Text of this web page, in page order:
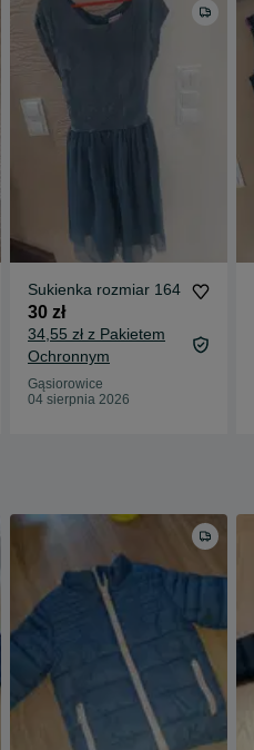
Sukienka rozmiar 164
30 zł
34,55 zł z Pakietem
Ochronnym
Gąsiorowice
04 sierpnia 2026